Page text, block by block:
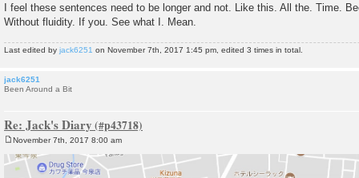
I feel these sentences need to be longer and not. Like this. All the. Time.
Without fluidity. If you. See what I. Mean.
Last edited by jack6251 on November 7th, 2017 1:45 pm, edited 3 times in total.
jack6251
Been Around a Bit
Re: Jack's Diary
o
s
November 7th, 2017 8:00 am